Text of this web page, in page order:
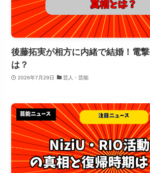
後藤拓実が相方に内緒で結婚！電
は？
2026年7月29日 芸人・芸能